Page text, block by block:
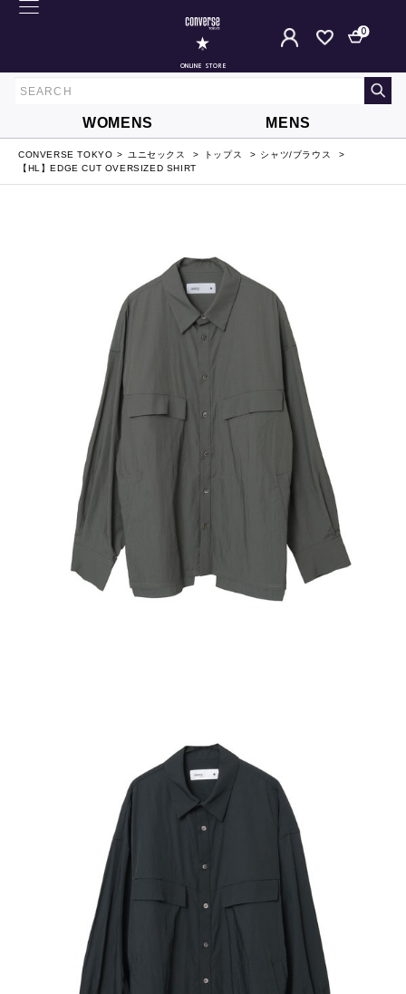
ONLINE STORE
0
WOMENS MENS
CONVERSE TOKYO ユニセックス トップス
シャツ/ブラウス
【HL】EDGE CUT OVERSIZED SHIRT